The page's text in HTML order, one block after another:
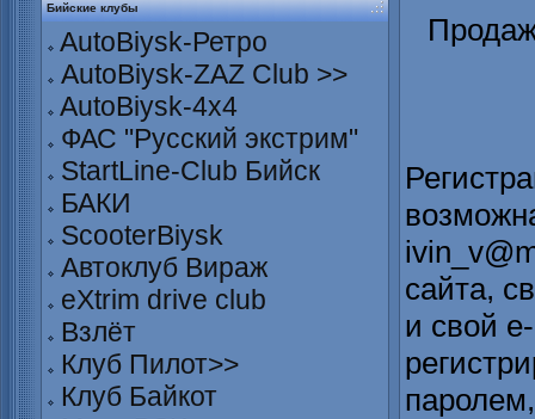
Бийские клубы
AutoBiysk-Ретро
AutoBiysk-ZAZ Club >>
AutoBiysk-4x4
ФАС "Русский экстрим"
StartLine-Club Бийск
БАКИ
ScooterBiysk
Автоклуб Вираж
eXtrim drive club
Взлёт
Клуб Пилот>>
Клуб Байкот
сайта,
и свой